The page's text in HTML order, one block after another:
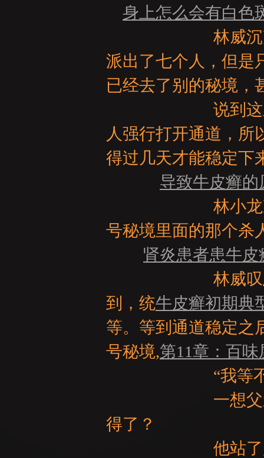
身上怎么会有白色
林威沉声说道
派出了七个人，但是
已经去了别的秘境，
说到这里，他
人强行打开通道，所
得过几天才能稳定下
导致牛皮癣
林小龙冷哼一
号秘境里面的那个杀
肾炎患者患牛皮
林威叹息了一
到，统牛皮癣初期典
等。等到通道稳定之
号秘境,第11章：百
“我等不
一想父亲就在
得了？
他站了起来，